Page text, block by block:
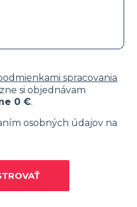
spracovania
si objednávam
0 €.
osobných údajov na